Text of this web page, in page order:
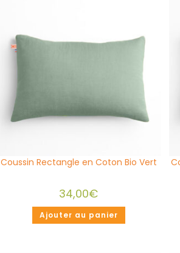
Coussin Rectangle en Coton Bio Vert
34,00€
Ajouter au panier